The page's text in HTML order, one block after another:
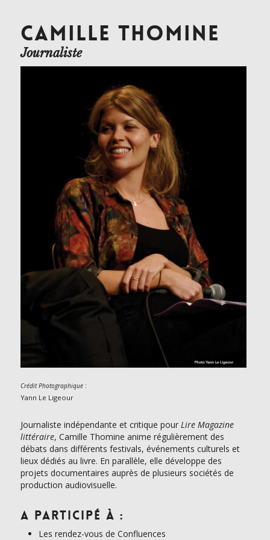
CAMILLE THOMINE
Journaliste
Crédit Photographique:
Yann Le Ligeour
Journaliste indépendante et critique pour Lire Magazine
littéraire, Camille Thomine anime régulièrement des
débats dans différents festivals, événements culturels et
lieux dédiés au livre. En parallèle, elle développe des
projets documentaires auprès de plusieurs sociétés de
production audiovisuelle.
A participé à :
Les rendez-vous de Confluences